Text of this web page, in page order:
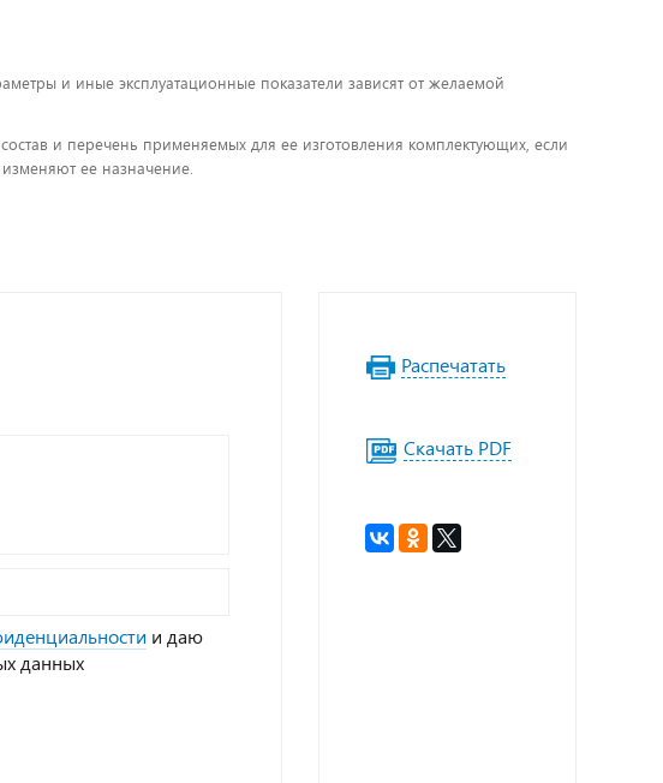
и иные эксплуатационные показатели зависят от желаемой
и перечень применяемых для ее изготовления комплектующих, если
ее назначение.
и даю
данных
Распечатать
Скачать PDF